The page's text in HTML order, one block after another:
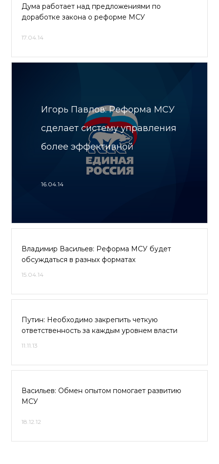
Дума работает над предложениями по
доработке закона о реформе МСУ
17.04.14
Игорь Павлов: Реформа МСУ
сделает систему управления
более эффективной
16.04.14
Владимир Васильев: Реформа МСУ будет
обсуждаться в разных форматах
15.04.14
Путин: Необходимо закрепить четкую
ответственность за каждым уровнем власти
11.11.13
Васильев: Обмен опытом помогает развитию
МСУ
18.12.12